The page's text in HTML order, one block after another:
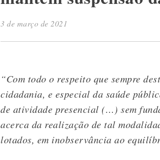
3 de março de 2021
“Com todo o respeito que sempre
cidadania, e especial da saúde
de atividade presencial (…) sem
acerca da realização de tal
lotados, em inobservância ao